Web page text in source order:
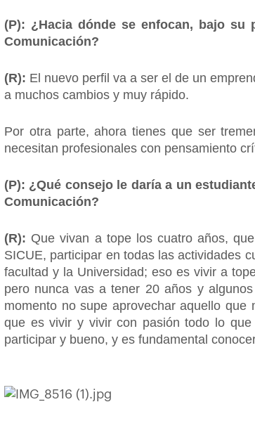
(P): ¿Hacia dónde se enfocan, bajo
Comunicación?
(R): El nuevo perfil va a ser el de un
a muchos cambios y muy rápido.
Por otra parte, ahora tienes que ser
necesitan profesionales con pensamiento
(P): ¿Qué consejo le daría a un
Comunicación?
(R): Que vivan a tope los cuatro años,
SICUE, participar en todas las actividades
facultad y la Universidad; eso es vivir a
pero nunca vas a tener 20 años y
momento no supe aprovechar aquello
que es vivir y vivir con pasión todo lo
participar y bueno, y es fundamental